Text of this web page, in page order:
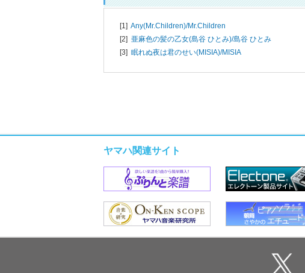
[1] Any(Mr.Children)/Mr.Children
[2] 亜麻色の髪の乙女(島谷 ひとみ)/島谷 ひとみ
[3] 眠れぬ夜は君のせい(MISIA)/MISIA
ヤマハ関連サイト